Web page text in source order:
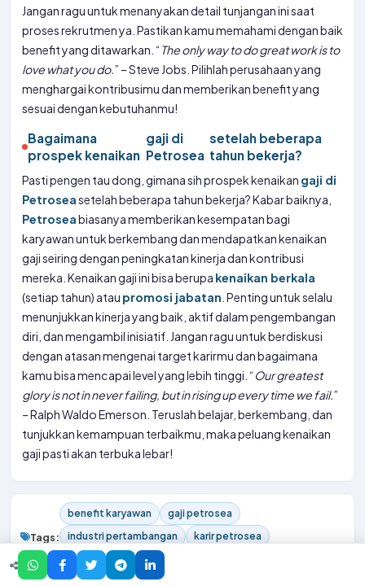
Jangan ragu untuk menanyakan detail tunjangan ini saat
proses rekrutmen ya. Pastikan kamu memahami dengan baik
benefit yang ditawarkan. “The only way to do great work is to
love what you do.” – Steve Jobs. Pilihlah perusahaan yang
menghargai kontribusimu dan memberikan benefit yang
sesuai dengan kebutuhanmu!
Bagaimana
prospek kenaikan
gaji di
Petrosea
setelah beberapa
tahun bekerja?
Pasti pengen tau dong, gimana sih prospek kenaikan gaji di
Petroseasetelah beberapa tahun bekerja? Kabar baiknya,
Petroseabiasanya memberikan kesempatan bagi
karyawan untuk berkembang dan mendapatkan kenaikan
gaji seiring dengan peningkatan kinerja dan kontribusi
mereka. Kenaikan gaji ini bisa berupa kenaikan berkala
(setiap tahun) atau promosi jabatan . Penting untuk selalu
menunjukkan kinerja yang baik, aktif dalam pengembangan
diri, dan mengambil inisiatif. Jangan ragu untuk berdiskusi
dengan atasan mengenai target karirmu dan bagaimana
kamu bisa mencapai level yang lebih tinggi. “Our greatest
glory is not in never failing, but in rising up every time we fail.”
– Ralph Waldo Emerson. Teruslah belajar, berkembang, dan
tunjukkan kemampuan terbaikmu, maka peluang kenaikan
gaji pasti akan terbuka lebar!
Tags:
benefit karyawan
gaji petrosea
industri pertambangan
karir petrosea
kompensasi kerja